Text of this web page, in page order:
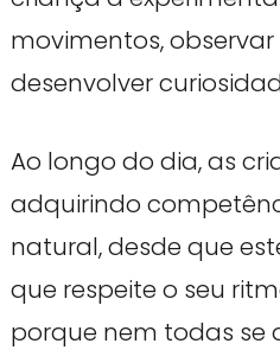
movimentos, observar
desenvolver
Ao longo do dia, as
adquirindo
natural, desde que
que respeite o seu
porque nem todas se